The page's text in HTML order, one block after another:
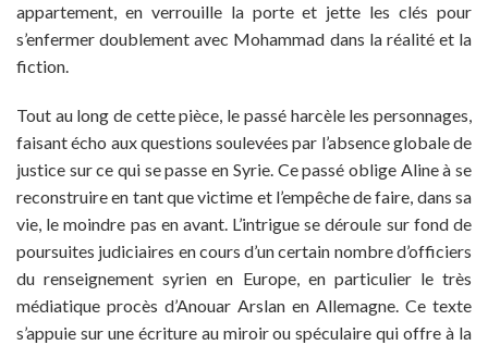
appartement, en verrouille la porte et jette les clés pour
s’enfermer doublement avec Mohammad dans la réalité et la
fiction.
Tout au long de cette pièce, le passé harcèle les personnages,
faisant écho aux questions soulevées par l’absence globale de
justice sur ce qui se passe en Syrie. Ce passé oblige Aline à se
reconstruire en tant que victime et l’empêche de faire, dans sa
vie, le moindre pas en avant. L’intrigue se déroule sur fond de
poursuites judiciaires en cours d’un certain nombre d’officiers
du renseignement syrien en Europe, en particulier le très
médiatique procès d’Anouar Arslan en Allemagne. Ce texte
s’appuie sur une écriture au miroir ou spéculaire qui offre à la